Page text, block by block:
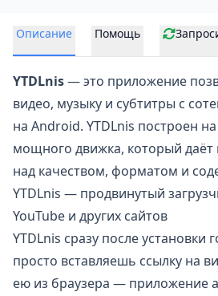
Описание Помощь
YTDLnis— это приложение
видео, музыку и субтитры с
на Android. YTDLnis построен
мощного движка, который
над качеством, форматом и
YTDLnis — продвинутый
YouTube и других сайтов
YTDLnis сразу после установки
просто вставляешь ссылку на
ею из браузера — приложение